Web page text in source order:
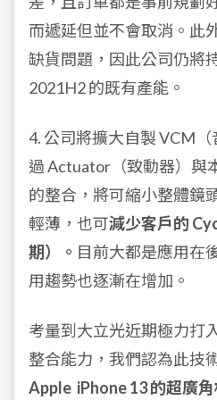
而遞延但並不會取消。此
缺貨問題，因此公司仍將
2021H2 的既有產能。
4. 公司將擴大自製 VCM
過 Actuator（致動器）與
的整合，將可縮小整體鏡
輕薄，也可減少客戶的
期）。 目前大都是應用在
用趨勢也逐漸在增加。
考量到大立光近期極力打
整合能力，我們認為此技
Apple iPhone 13 的超廣